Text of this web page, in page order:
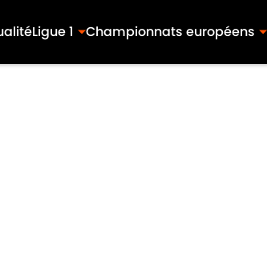
Ligue 1 Championnats européens